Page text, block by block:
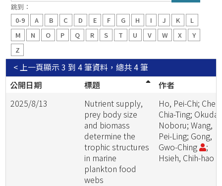
入
前
幾
個
跳到：
0-9
A B C D E F G H I J K
L
M
N O P Q R S T U V W X
Y
Z
顯示 3 到 4 筆資料，總共 4 筆
< 上一頁
公開日期
標題
作者
2025/8/13
Nutrient supply,
prey body size
and biomass
determine the
trophic structures
in marine
plankton food
webs
Ho, Pei-Chi; Chen,
Chia-Ting; Okuda,
Noboru; Wang,
Pei-Ling; Gong,
Gwo-Ching
;
Hsieh, Chih-hao